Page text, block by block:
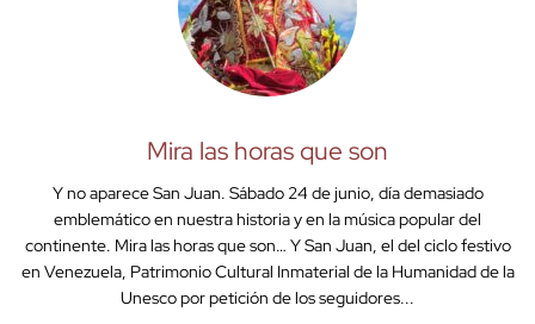
Mira las horas que son
Y no aparece San Juan. Sábado 24 de junio, día demasiado
emblemático en nuestra historia y en la música popular del
continente. Mira las horas que son… Y San Juan, el del ciclo festivo
en Venezuela, Patrimonio Cultural Inmaterial de la Humanidad de la
Unesco por petición de los seguidores...